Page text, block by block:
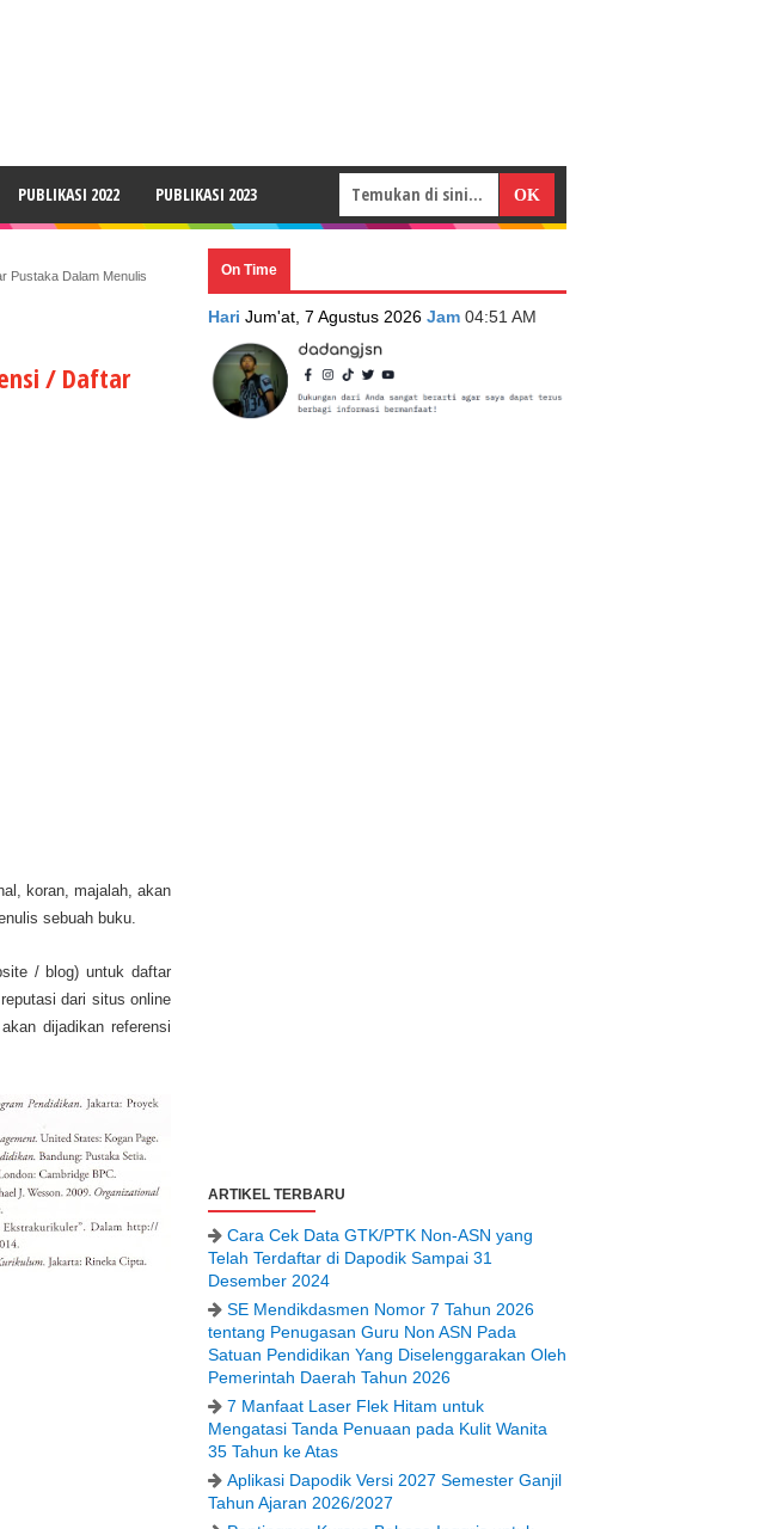
PUBLIKASI 2022 PUBLIKASI 2023
Pustaka Dalam Menulis
/ Daftar
koran, majalah, akan
sebuah buku.
/ blog) untuk daftar
dari situs online
dijadikan referensi
On Time
Hari Jum'at, 7 Agustus 2026 Jam 04:51 AM
ARTIKEL TERBARU
Cara Cek Data GTK/PTK Non-ASN yang
Telah Terdaftar di Dapodik Sampai 31
Desember 2024
SE Mendikdasmen Nomor 7 Tahun 2026
tentang Penugasan Guru Non ASN Pada
Satuan Pendidikan Yang Diselenggarakan Oleh
Pemerintah Daerah Tahun 2026
7 Manfaat Laser Flek Hitam untuk
Mengatasi Tanda Penuaan pada Kulit Wanita
35 Tahun ke Atas
Aplikasi Dapodik Versi 2027 Semester Ganjil
Tahun Ajaran 2026/2027